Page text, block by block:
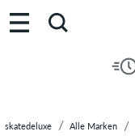
Marken
Skateboards
Sale
skatedeluxe Alle Marken